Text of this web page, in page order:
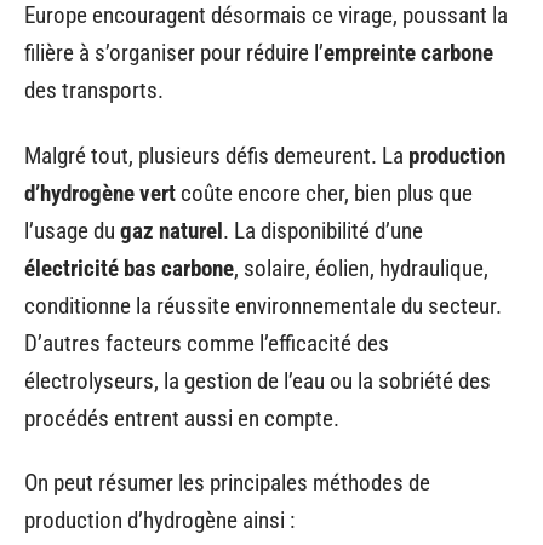
Europe encouragent désormais ce virage, poussant la
filière à s’organiser pour réduire l’empreinte carbone
des transports.
Malgré tout, plusieurs défis demeurent. La production
d’hydrogène vert coûte encore cher, bien plus que
l’usage du gaz naturel. La disponibilité d’une
électricité bas carbone, solaire, éolien, hydraulique,
conditionne la réussite environnementale du secteur.
D’autres facteurs comme l’efficacité des
électrolyseurs, la gestion de l’eau ou la sobriété des
procédés entrent aussi en compte.
On peut résumer les principales méthodes de
production d’hydrogène ainsi :